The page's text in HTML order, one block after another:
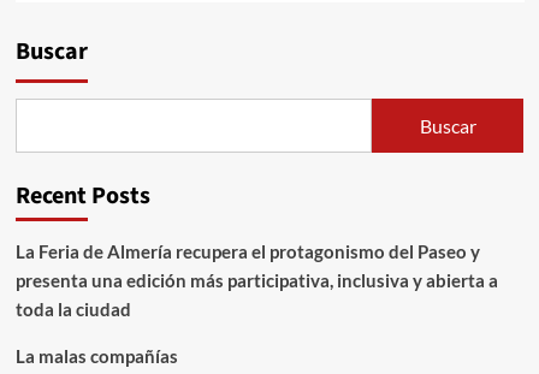
Buscar
Buscar
Recent Posts
La Feria de Almería recupera el protagonismo del Paseo y
presenta una edición más participativa, inclusiva y abierta a
toda la ciudad
La malas compañías